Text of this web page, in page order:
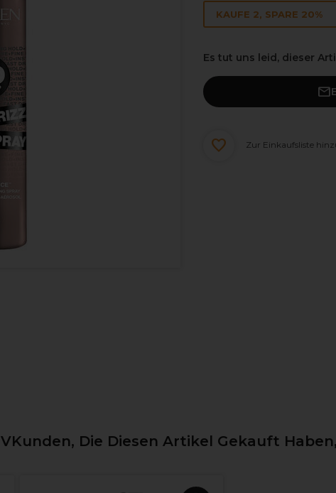
KAUFE 2, SPARE 20%
Es tut uns leid, dieser
Zur Einkaufsliste
VKunden, Die Diesen Artikel Gekauft